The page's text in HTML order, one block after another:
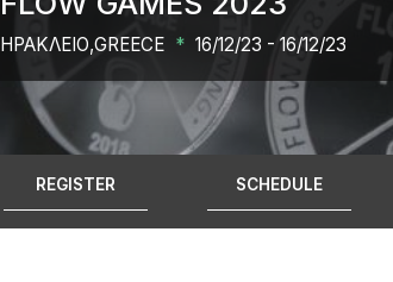
ΗΡΑΚΛΕΙΟ,GREECE * 16/12/23 - 16/12/23
REGISTER SCHEDULE